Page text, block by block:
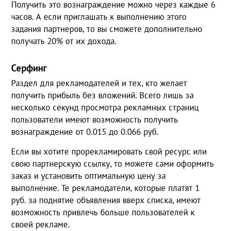
Получить это вознаграждение можно через каждые 6
часов. А если приглашать к выполнению этого
задания партнеров, то вы сможете дополнительно
получать 20% от их дохода.
Серфинг
Раздел для рекламодателей и тех, кто желает
получить прибыль без вложений. Всего лишь за
несколько секунд просмотра рекламных страниц
пользователи имеют возможность получить
вознаграждение от 0.015 до 0.066 руб.
Если вы хотите прорекламировать свой ресурс или
свою партнерскую ссылку, то можете сами оформить
заказ и установить оптимальную цену за
выполнение. Те рекламодатели, которые платят 1
руб. за поднятие объявления вверх списка, имеют
возможность привлечь больше пользователей к
своей рекламе.